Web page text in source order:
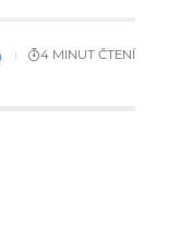
4 MINUT ČTENÍ